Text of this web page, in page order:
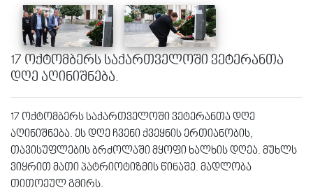
17 ოქტომბერს საქართველოში ვეტერანთა
დღე აღინიშნება.
17 ოქტომბერს საქართველოში ვეტერანთა დღე
აღინიშნება. ეს დღე ჩვენი ქვეყნის ერთიანობის,
თავისუფლების ბრძოლაში მყოფი ხალხის დღეა. მუხლს
ვიყრით მათი პატრიოტიზმის წინაშე. მადლობა
თითოეულ გმირს.